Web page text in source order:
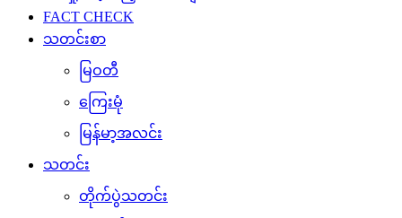
FACT CHECK
သတင်းစာ
မြဝတီ
ကြေးမုံ
မြန်မာ့အလင်း
သတင်း
တိုက်ပွဲသတင်း